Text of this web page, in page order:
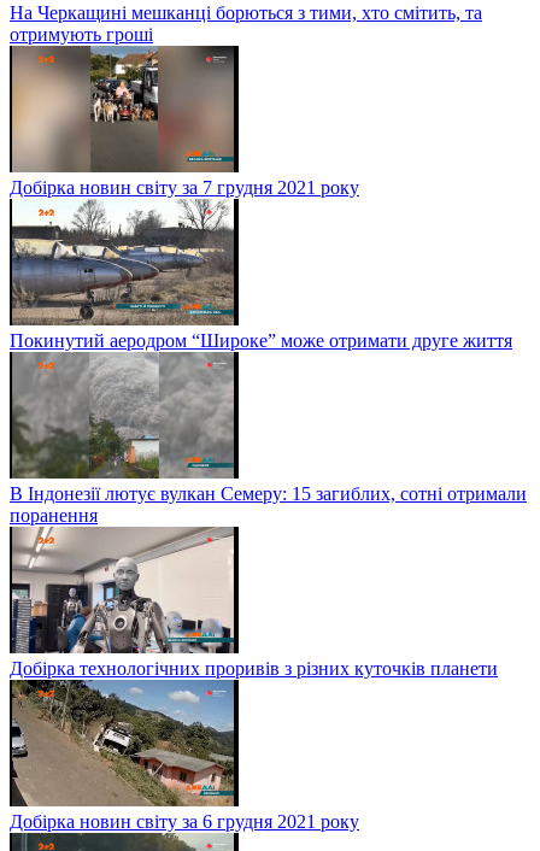
На Черкащині мешканці борються з тими, хто смітить, та
отримують гроші
Добірка новин світу за 7 грудня 2021 року
Покинутий аеродром “Широке” може отримати друге життя
В Індонезії лютує вулкан Семеру: 15 загиблих, сотні отримали
поранення
Добірка технологічних проривів з різних куточків планети
Добірка новин світу за 6 грудня 2021 року